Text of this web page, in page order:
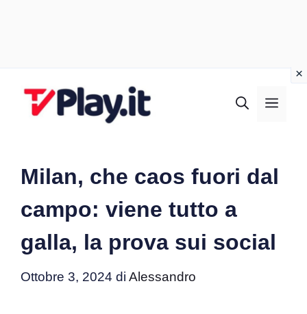
Milan, che caos fuori dal
campo: viene tutto a
galla, la prova sui social
Ottobre 3, 2024 di Alessandro